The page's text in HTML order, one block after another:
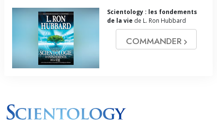
Scientology : les fondements
de la vie de L. Ron Hubbard
COMMANDER